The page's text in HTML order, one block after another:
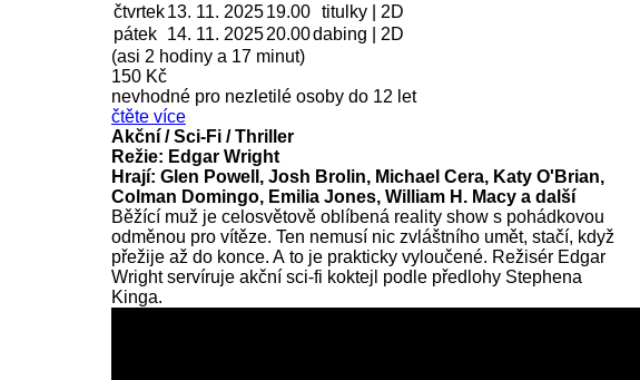
čtvrtek13. 11. 202519.00 titulky | 2D
pátek 14. 11. 202520.00dabing | 2D
(asi 2 hodiny a 17 minut)
150 Kč
nevhodné pro nezletilé osoby do 12 let
čtěte více
Akční / Sci-Fi / Thriller
Režie: Edgar Wright
Hrají: Glen Powell, Josh Brolin, Michael Cera, Katy O'Brian,
Colman Domingo, Emilia Jones, William H. Macy a další
Běžící muž je celosvětově oblíbená reality show s pohádkovou
odměnou pro vítěze. Ten nemusí nic zvláštního umět, stačí, když
přežije až do konce. A to je prakticky vyloučené. Režisér Edgar
Wright servíruje akční sci-fi koktejl podle předlohy Stephena
Kinga.